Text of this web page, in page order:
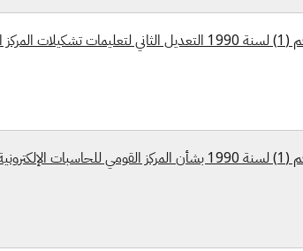
الإلكترونية
الإلكترونية